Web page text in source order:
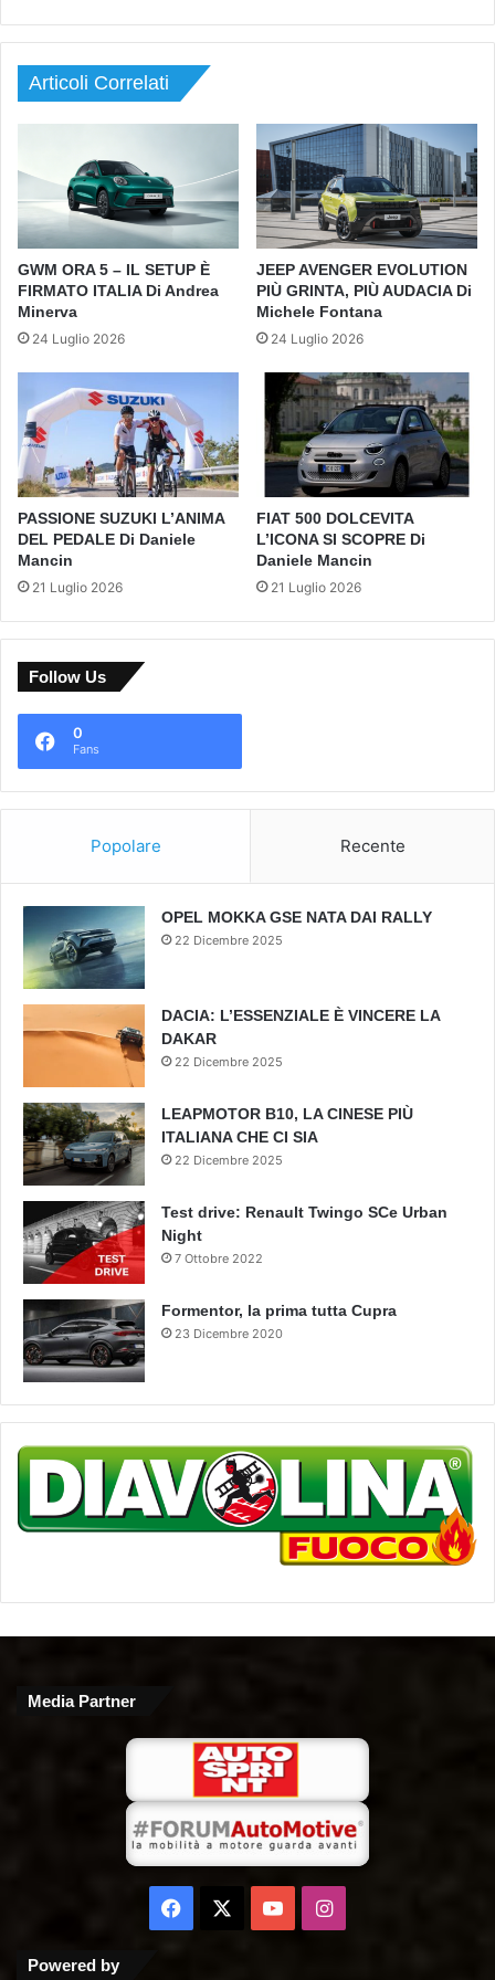
Articoli Correlati
GWM ORA 5 – IL SETUP È
FIRMATO ITALIA Di Andrea
Minerva
24 Luglio 2026
JEEP AVENGER EVOLUTION
PIÙ GRINTA, PIÙ AUDACIA Di
Michele Fontana
24 Luglio 2026
PASSIONE SUZUKI L’ANIMA
DEL PEDALE Di Daniele
Mancin
21 Luglio 2026
FIAT 500 DOLCEVITA
L’ICONA SI SCOPRE Di
Daniele Mancin
21 Luglio 2026
Follow Us
0
Fans
Popolare Recente
OPEL MOKKA GSE NATA DAI RALLY
22 Dicembre 2025
DACIA: L’ESSENZIALE È VINCERE LA
DAKAR
22 Dicembre 2025
LEAPMOTOR B10, LA CINESE PIÙ
ITALIANA CHE CI SIA
22 Dicembre 2025
Test drive: Renault Twingo SCe Urban
Night
7 Ottobre 2022
Formentor, la prima tutta Cupra
23 Dicembre 2020
Media Partner
Facebook
You Instagram
Powered by